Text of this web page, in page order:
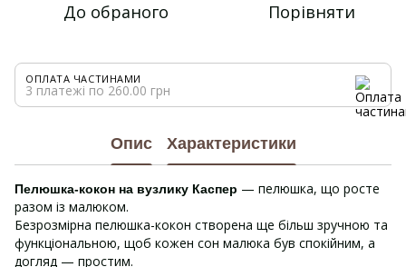
До обраного Порівняти
ОПЛАТА ЧАСТИНАМИ
3 платежі по 260.00 грн
Опис Характеристики
Пелюшка-кокон на вузлику Каспер — пелюшка, що росте
разом із малюком.
Безрозмірна пелюшка-кокон створена ще більш зручною та
функціональною, щоб кожен сон малюка був спокійним, а
догляд — простим.